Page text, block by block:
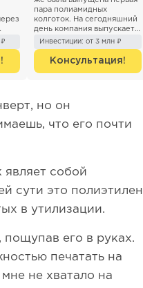
пара полиамидных
колготок. На сегодняшний
день компания выпускает
товары для женщин,
мужчин и детей под
собственны...
Инвестиции: от 3 млн ₽
Консультация!
но он
что его почти
являет собой
сути это полиэтилен
в утилизации.
пощупав его в руках.
печатать на
не хватало на